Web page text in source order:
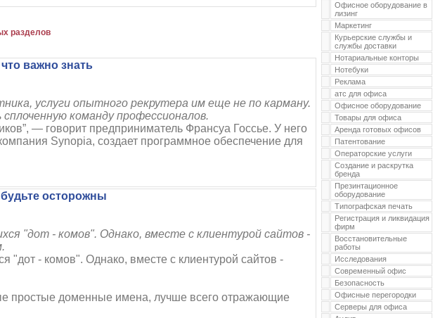
разделов
важно знать
услуги опытного рекрутера им еще не по карману.
команду профессионалов.
— говорит предприниматель Франсуа Госсье. У него
Synopia, создает программное обеспечение для
осторожны
"дот - комов". Однако, вместе с клиентурой сайтов -
"дот - комов". Однако, вместе с клиентурой сайтов -
простые доменные имена, лучше всего отражающие
Офисное оборудование в
лизинг
Маркетинг
Курьерские службы и
службы доставки
Нотариальные конторы
Нотебуки
Реклама
атс для офиса
Офисное оборудование
Товары для офиса
Аренда готовых офисов
Патентование
Операторские услуги
Создание и раскрутка
бренда
Презинтационное
оборудование
Типографская печать
Регистрация и ликвидация
фирм
Восстановительные
работы
Исследования
Современный офис
Безопасность
Офисные перегородки
Серверы для офиса